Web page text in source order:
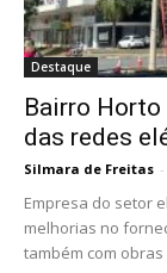
Destaque
Bairro
das redes
Silmara de Freitas -
Empresa do setor
melhorias no
também com obras